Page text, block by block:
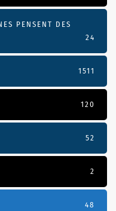
PENSENT DES
24
1511
120
52
2
48